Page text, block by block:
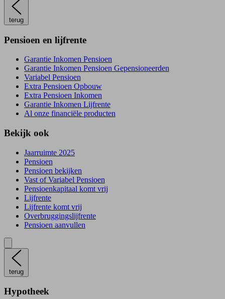
terug
Pensioen en lijfrente
Garantie Inkomen Pensioen
Garantie Inkomen Pensioen Gepensioneerden
Variabel Pensioen
Extra Pensioen Opbouw
Extra Pensioen Inkomen
Garantie Inkomen Lijfrente
Al onze financiële producten
Bekijk ook
Jaarruimte 2025
Pensioen
Pensioen bekijken
Vast of Variabel Pensioen
Pensioenkapitaal komt vrij
Lijfrente
Lijfrente komt vrij
Overbruggingslijfrente
Pensioen aanvullen
terug
Hypotheek